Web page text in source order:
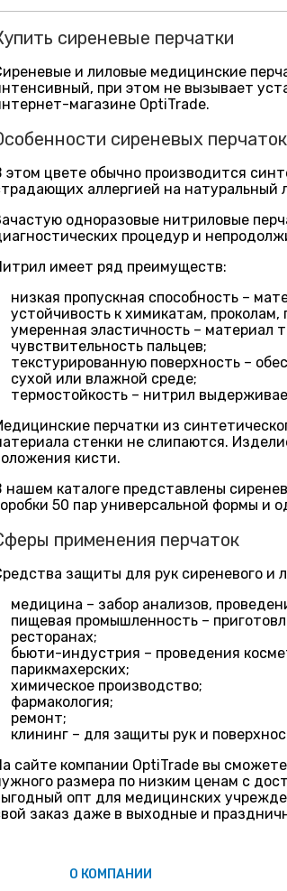
сиреневые перчатки
и лиловые медицинские
при этом не вызывает
магазине OptiTrade.
сиреневых перчаток
этом цвете обычно производится
аллергией на натуральный
одноразовые нитриловые
процедур и
имеет ряд преимуществ:
низкая пропускная способность –
устойчивость к химикатам,
умеренная эластичность – материал
чувствительность пальцев;
текстурированную поверхность –
сухой или влажной среде;
термостойкость – нитрил
перчатки из
стенки не слипаются.
кисти.
нашем каталоге представлены
50 пар универсальной формы и
применения перчаток
защиты для рук сиреневого и
медицина – забор анализов,
пищевая промышленность –
ресторанах;
бьюти-индустрия – проведения
парикмахерских;
химическое производство;
фармакология;
ремонт;
клининг – для защиты рук и
сайте компании OptiTrade вы
размера по низким ценам с
опт для медицинских
заказ даже в выходные и
О КОМПАНИИ